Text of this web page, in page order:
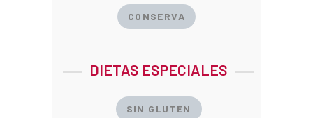
CONSERVA
DIETAS ESPECIALES
SIN GLUTEN